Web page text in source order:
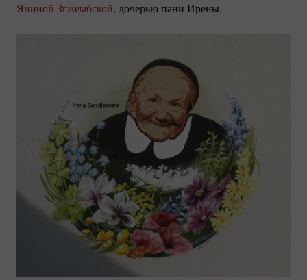
Яниной Згжембской, дочерью пани Ирены.